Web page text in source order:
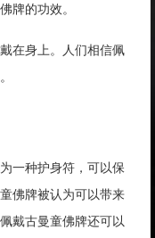
牌的功效。
在身上。人们相信佩
一种护身符，可以保
佛牌被认为可以带来
戴古曼童佛牌还可以